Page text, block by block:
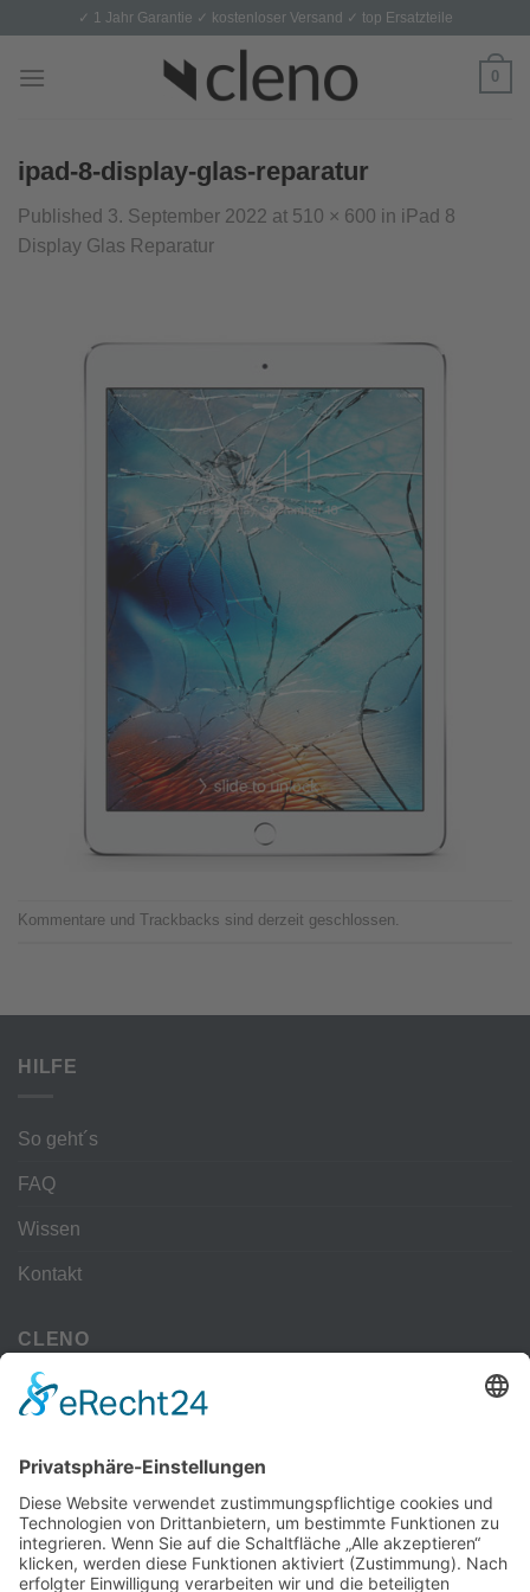
content
✓ 1 Jahr Garantie ✓ kostenloser Versand ✓ top Ersatzteile
0
ipad-8-display-glas-reparatur
Published 3. September 2022 at 510 × 600 in iPad 8
Display Glas Reparatur
Kommentare und Trackbacks sind derzeit geschlossen.
HILFE
So geht´s
FAQ
Wissen
Kontakt
CLENO
Alle Vorteile
kostenloser Versand
Deine Zahlmöglichkeiten
MEHR